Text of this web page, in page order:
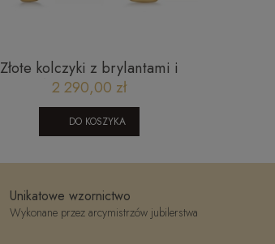
Złote kolczyki z brylantami i
szafirem JE5243SAPY
2 290,00 zł
DO KOSZYKA
Unikatowe wzornictwo
Wykonane przez arcymistrzów jubilerstwa